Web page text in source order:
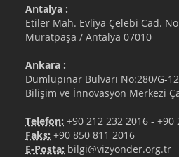
Antalya :
Etiler Mah. Evliya Çelebi Cad.
Muratpaşa / Antalya 07010
Ankara :
Dumlupınar Bulvarı No:280/G-
Bilişim ve İnnovasyon Merkezi
Telefon: +90 212 232 2016 - +90
Faks: +90 850 811 2016
E-Posta: bilgi@vizyonder.org.tr